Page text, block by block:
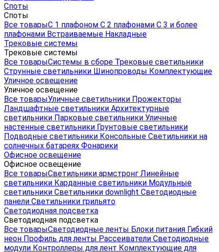
Споты
Споты
Все товарыС 1 плафоном С 2 плафонами С 3 и более
плафонами Встраиваемые Накладные
Трековые системы
Трековые системы
Все товарыСистемы в сборе Трековые светильники
Струнные светильники Шинопроводы Комплектующие
Уличное освещение
Уличное освещение
Все товарыУличные светильники Прожекторы
Ландшафтные светильники Архитектурные
светильники Парковые светильники Уличные
настенные светильники Грунтовые светильники
Подводные светильники Консольные Светильники на
солнечных батареях Фонарики
Офисное освещение
Офисное освещение
Все товарыСветильники армстронг Линейные
светильники Карданные светильники Модульные
светильники Светильники downlight Светодиодные
панели Светильники грильято
Светодиодная подсветка
Светодиодная подсветка
Все товарыСветодиодные ленты Блоки питания Гибкий
неон Профиль для ленты Рассеиватели Светодиодные
модули Контроллеры для лент Комплектующие для